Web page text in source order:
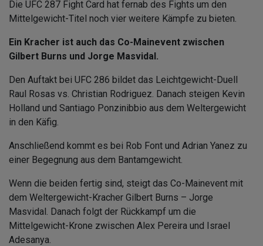
Die UFC 287 Fight Card hat fernab des Fights um den
Mittelgewicht-Titel noch vier weitere Kämpfe zu bieten.
Ein Kracher ist auch das Co-Mainevent zwischen
Gilbert Burns und Jorge Masvidal.
Den Auftakt bei UFC 286 bildet das Leichtgewicht-Duell
Raul Rosas vs. Christian Rodriguez. Danach steigen Kevin
Holland und Santiago Ponzinibbio aus dem Weltergewicht
in den Käfig.
Anschließend kommt es bei Rob Font und Adrian Yanez zu
einer Begegnung aus dem Bantamgewicht.
Wenn die beiden fertig sind, steigt das Co-Mainevent mit
dem Weltergewicht-Kracher Gilbert Burns – Jorge
Masvidal. Danach folgt der Rückkampf um die
Mittelgewicht-Krone zwischen Alex Pereira und Israel
Adesanya.